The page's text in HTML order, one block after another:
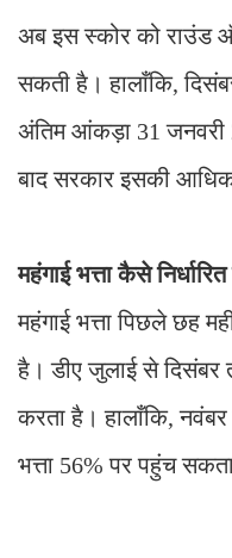
अब इस स्कोर को राउंड
सकती है। हालाँकि,
अंतिम आंकड़ा 31 जनवरी
बाद सरकार इसकी
महंगाई भत्ता कैसे
महंगाई भत्ता पिछले छह
है। डीए जुलाई से
करता है। हालाँकि,
भत्ता 56% पर पहुंच